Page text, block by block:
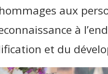
aux
à
et du